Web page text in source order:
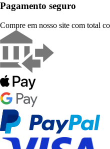
Pagamento seguro
Compre em nosso site com total